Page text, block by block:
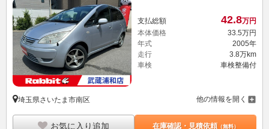
支払総額 42.8万円
本体価格
33.5万円
年式
2005年
走行
3.8万km
車検
車検整備付
埼玉県さいたま市南区 他の情報を開く
お気に入り追加 在庫確認・見積依頼（無料）